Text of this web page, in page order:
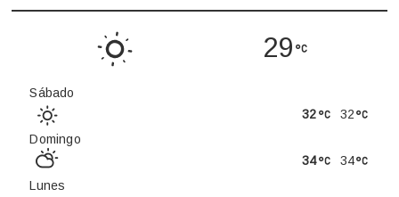
29
Sábado
32
32
Domingo
34
34
Lunes